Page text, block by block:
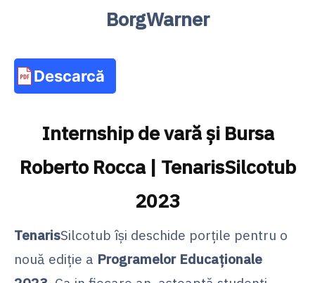
BorgWarner
Descarcă
Internship de vară și Bursa
Roberto Rocca | TenarisSilcotub
2023
TenarisSilcotub își deschide porțile pentru o
nouă ediție a Programelor Educaționale